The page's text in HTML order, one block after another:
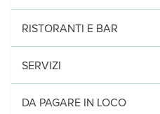
102 tra doppie, triple e
RISTORANTI E BAR
1 ristorante principale con
SERVIZI
completamente
DA PAGARE IN LOCO